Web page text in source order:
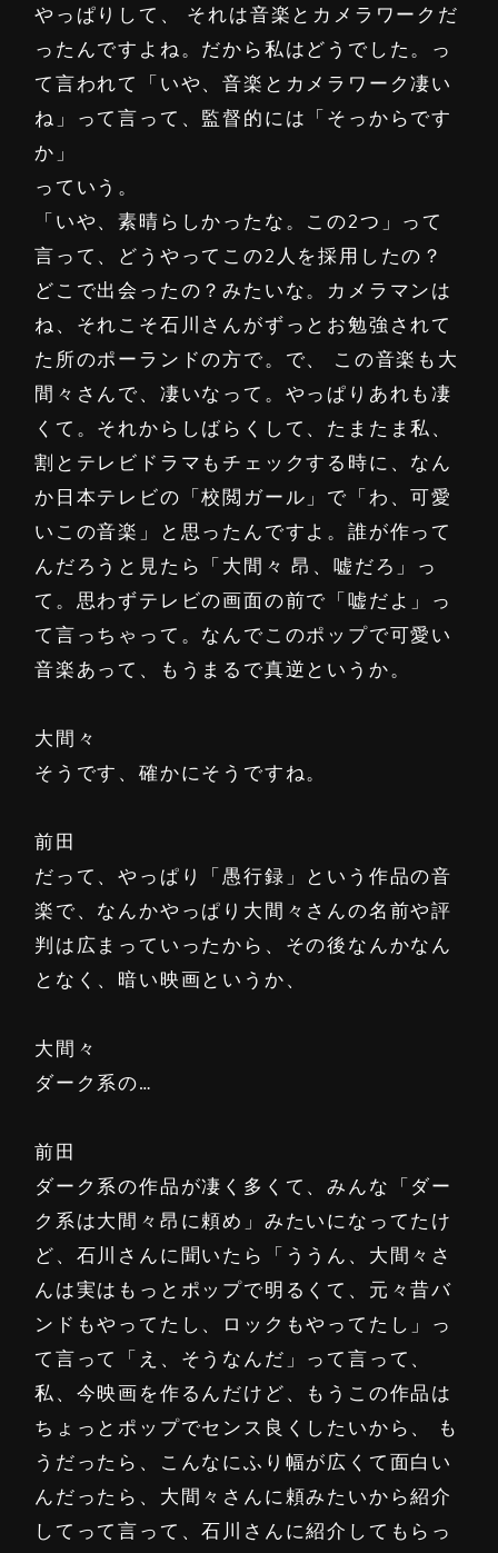
やっぱりして、 それは音楽とカメラワークだ
ったんですよね。だから私はどうでした。っ
て言われて「いや、音楽とカメラワーク凄い
ね」って言って、監督的には「そっからです
か」
っていう。
「いや、素晴らしかったな。この2つ」って
言って、どうやってこの2人を採用したの？
どこで出会ったの？みたいな。カメラマンは
ね、それこそ石川さんがずっとお勉強されて
た所のポーランドの方で。で、 この音楽も大
間々さんで、凄いなって。やっぱりあれも凄
くて。それからしばらくして、たまたま私、
割とテレビドラマもチェックする時に、なん
か日本テレビの「校閲ガール」で「わ、可愛
いこの音楽」と思ったんですよ。誰が作って
んだろうと見たら「大間々 昂、嘘だろ」っ
て。思わずテレビの画面の前で「嘘だよ」っ
て言っちゃって。なんでこのポップで可愛い
音楽あって、もうまるで真逆というか。
大間々
そうです、確かにそうですね。
前田
だって、やっぱり「愚行録」という作品の音
楽で、なんかやっぱり大間々さんの名前や評
判は広まっていったから、その後なんかなん
となく、暗い映画というか、
大間々
ダーク系の…
前田
ダーク系の作品が凄く多くて、みんな「ダー
ク系は大間々昂に頼め」みたいになってたけ
ど、石川さんに聞いたら「ううん、大間々さ
んは実はもっとポップで明るくて、元々昔バ
ンドもやってたし、ロックもやってたし」っ
て言って「え、そうなんだ」って言って、
私、今映画を作るんだけど、もうこの作品は
ちょっとポップでセンス良くしたいから、 も
うだったら、こんなにふり幅が広くて面白い
んだったら、大間々さんに頼みたいから紹介
してって言って、石川さんに紹介してもらっ